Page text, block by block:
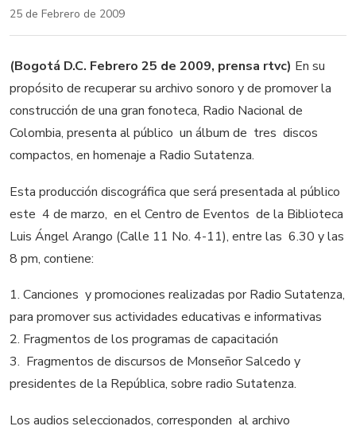
25 de Febrero de 2009
(Bogotá D.C. Febrero 25 de 2009, prensa rtvc) En su
propósito de recuperar su archivo sonoro y de promover la
construcción de una gran fonoteca, Radio Nacional de
Colombia, presenta al público un álbum de tres discos
compactos, en homenaje a Radio Sutatenza.
Esta producción discográfica que será presentada al público
este 4 de marzo, en el Centro de Eventos de la Biblioteca
Luis Ángel Arango (Calle 11 No. 4-11), entre las 6.30 y las
8 pm, contiene:
1. Canciones y promociones realizadas por Radio Sutatenza,
para promover sus actividades educativas e informativas
2. Fragmentos de los programas de capacitación
3. Fragmentos de discursos de Monseñor Salcedo y
presidentes de la República, sobre radio Sutatenza.
Los audios seleccionados, corresponden al archivo